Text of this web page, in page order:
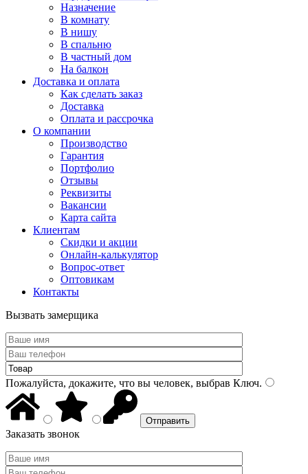
Назначение
В комнату
В нишу
В спальню
В частный дом
На балкон
Доставка и оплата
Как сделать заказ
Доставка
Оплата и рассрочка
О компании
Производство
Гарантия
Портфолио
Отзывы
Реквизиты
Вакансии
Карта сайта
Клиентам
Скидки и акции
Онлайн-калькулятор
Вопрос-ответ
Оптовикам
Контакты
Вызвать замерщика
Пожалуйста, докажите, что вы человек, выбрав Ключ.
Заказать звонок